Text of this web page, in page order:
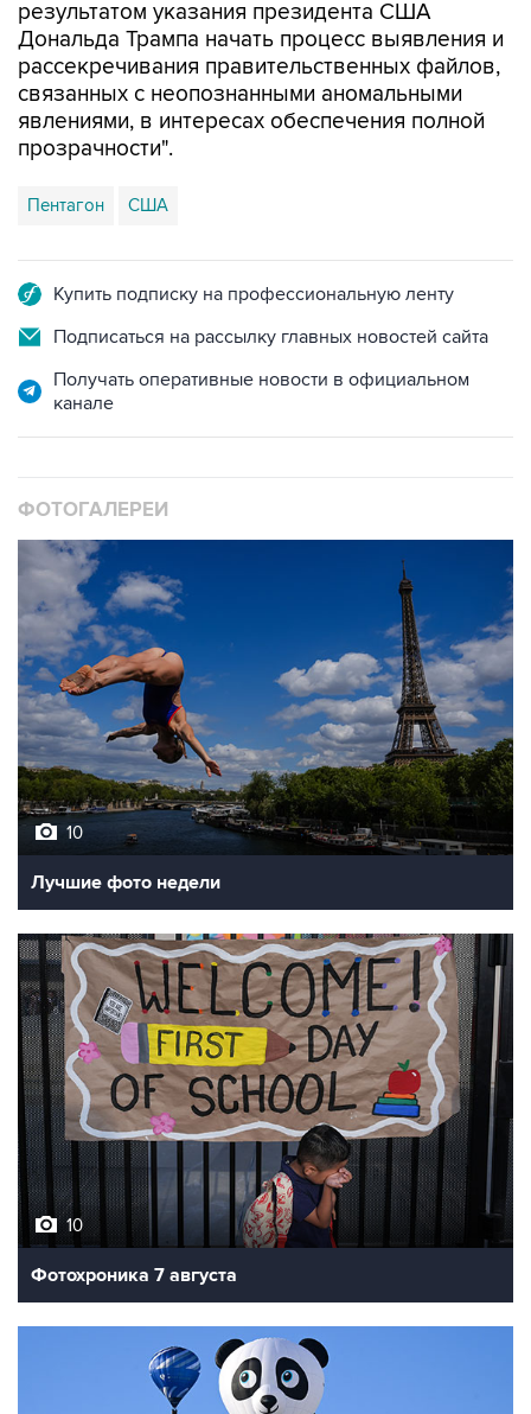
рассекречивания правительственных файлов,
связанных с неопознанными аномальными
явлениями, в интересах обеспечения полной
прозрачности".
Пентагон США
Подписаться на рассылку главных новостей сайта
Получать оперативные новости в официальном
10
Лучшие фото недели
10
Фотохроника 7 августа